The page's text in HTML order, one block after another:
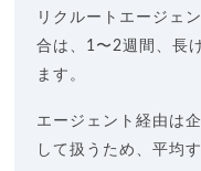
リクルートエージェ
合は、1〜2週間、長
ます。
エージェント経由は
して扱うため、平均